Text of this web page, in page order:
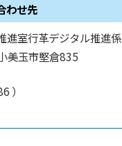
わせ先
進室行革デジタル推進係
美玉市堅倉835
）